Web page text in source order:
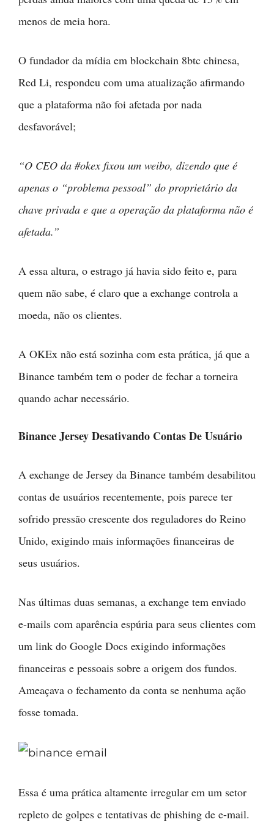
menos de meia hora.
O fundador da mídia em blockchain 8btc chinesa,
Red Li, respondeu com uma atualização afirmando
que a plataforma não foi afetada por nada
desfavorável;
“O CEO da #okex fixou um weibo, dizendo que é
apenas o “problema pessoal” do proprietário da
chave privada e que a operação da plataforma não é
afetada.”
A essa altura, o estrago já havia sido feito e, para
quem não sabe, é claro que a exchange controla a
moeda, não os clientes.
A OKEx não está sozinha com esta prática, já que a
Binance também tem o poder de fechar a torneira
quando achar necessário.
Binance Jersey Desativando Contas De Usuário
A exchange de Jersey da Binance também desabilitou
contas de usuários recentemente, pois parece ter
sofrido pressão crescente dos reguladores do Reino
Unido, exigindo mais informações financeiras de
seus usuários.
Nas últimas duas semanas, a exchange tem enviado
e-mails com aparência espúria para seus clientes com
um link do Google Docs exigindo informações
financeiras e pessoais sobre a origem dos fundos.
Ameaçava o fechamento da conta se nenhuma ação
fosse tomada.
Essa é uma prática altamente irregular em um setor
repleto de golpes e tentativas de phishing de e-mail.